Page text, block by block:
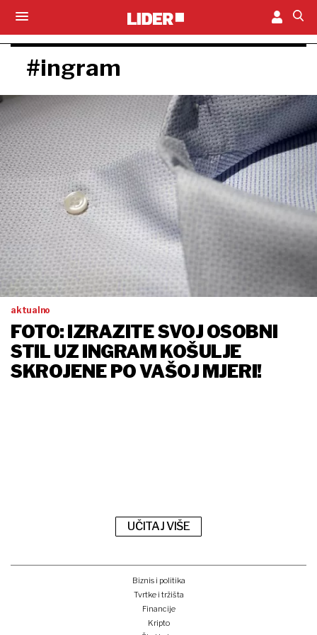
#ingram
aktualno
FOTO: IZRAZITE SVOJ OSOBNI
STIL UZ INGRAM KOŠULJE
SKROJENE PO VAŠOJ MJERI!
UČITAJ VIŠE
Biznis i politika
Tvrtke i tržišta
Financije
Kripto